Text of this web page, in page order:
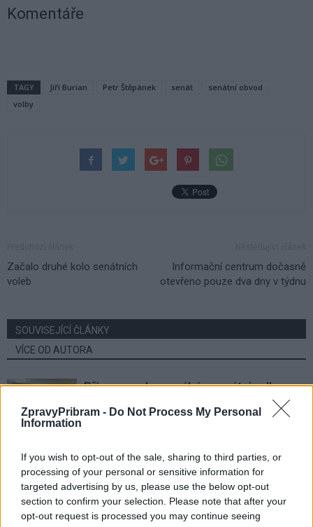
ZpravyPribram - Do Not Process My Personal
Information
If you wish to opt-out of the sale, sharing to third parties, or
processing of your personal or sensitive information for
targeted advertising by us, please use the below opt-out
section to confirm your selection. Please note that after your
opt-out request is processed you may continue seeing
Komentáře
TAGY Jiří Burian Petr Štěpánek senát
senátní obvod
volby
Začalo druhé kolo senátních
voleb
Informační centrum dočasně
otevřeno pouze dva dny v týdnu
SOUVISEJÍCÍ ČLÁNKY
VÍCE OD AUTORA
Volby
Přípravy na komunální a senátní volby
formuláře
Volby
Karpíšek chce vést ANO do komunálních
voleb. Konvalinka už dříve oznámil konec
Z Příbramska se do Sněmovny dostal